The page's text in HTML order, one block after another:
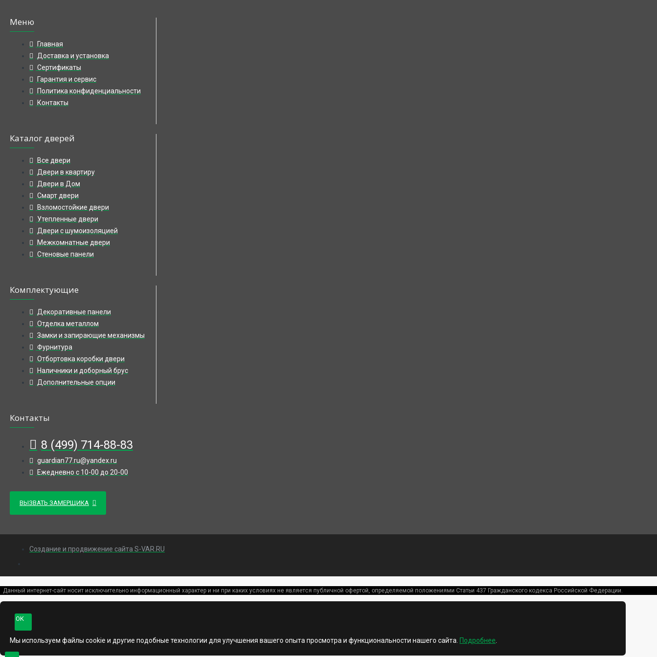
Меню
Главная
Доставка и установка
Сертификаты
Гарантия и сервис
Политика конфиденциальности
Контакты
Каталог дверей
Все двери
Двери в квартиру
Двери в Дом
Смарт двери
Взломостойкие двери
Утепленные двери
Двери с шумоизоляцией
Межкомнатные двери
Стеновые панели
Комплектующие
Декоративные панели
Отделка металлом
Замки и запирающие механизмы
Фурнитура
Отбортовка коробки двери
Наличники и доборный брус
Дополнительные опции
Контакты
8 (499) 714-88-83
guardian77.ru@yandex.ru
Ежедневно с 10-00 до 20-00
ВЫЗВАТЬ ЗАМЕРЩИКА
Создание и продвижение сайта S-VAR.RU
Данный интернет-сайт носит исключительно информационный характер и ни при каких условиях не является публичной офертой, определяемой положениями Статьи 437 Гражданского кодекса Российской Федерации.
OK
Мы используем файлы cookie и другие подобные технологии для улучшения вашего опыта просмотра и функциональности нашего сайта. Подробнее